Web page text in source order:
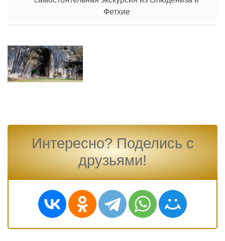
Фетхие
Интересно? Поделись с
друзьями!